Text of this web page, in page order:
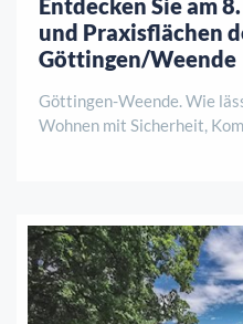
Entdecken Sie am
und Praxisflächen
Göttingen/Weende
Göttingen-Weende. Wie
Wohnen mit Sicherheit,
HoKo und de ..